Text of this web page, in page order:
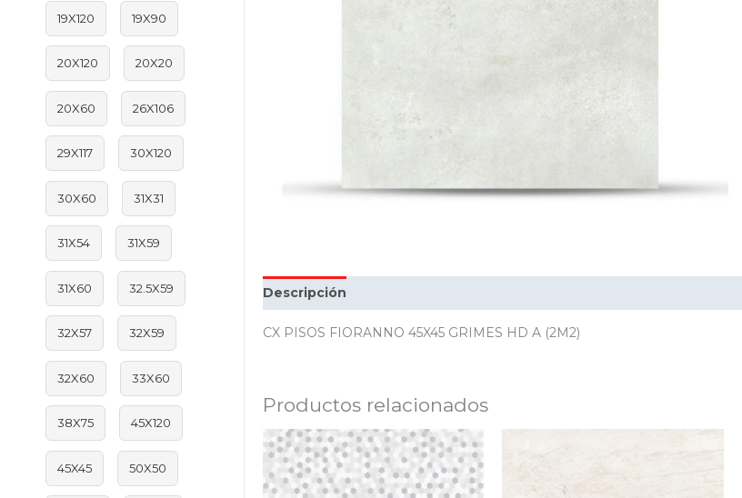
19X120 19X90
20X120 20X20
20X60 26X106
29X117 30X120
30X60 31X31
31X54 31X59
31X60 32.5X59
32X57 32X59
32X60 33X60
38X75 45X120
45X45 50X50
Descripción
CX PISOS FIORANNO 45X45 GRIMES HD A (2M2)
Productos relacionados